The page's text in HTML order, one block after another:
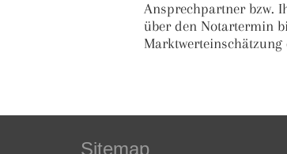
Ansprechpartner bzw.
über den Notartermin
Sitemap